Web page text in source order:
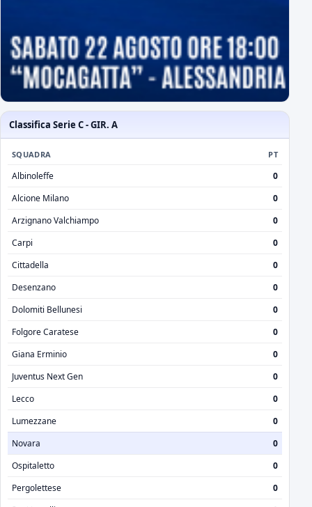
Classifica Serie C - GIR. A
SQUADRA PT
Albinoleffe
0
Alcione Milano
0
Arzignano Valchiampo
0
Carpi
0
Cittadella
0
Desenzano
0
Dolomiti Bellunesi
0
Folgore Caratese
0
Giana Erminio
0
Juventus Next Gen
0
Lecco
0
Lumezzane
0
Novara
0
Ospitaletto
0
Pergolettese
0